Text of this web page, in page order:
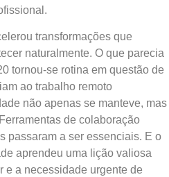
transformações que
naturalmente. O que parecia
tornou-se rotina em questão de
ao trabalho remoto
não apenas se manteve, mas
de colaboração
passaram a ser essenciais. E o
aprendeu uma lição valiosa
e a necessidade urgente de